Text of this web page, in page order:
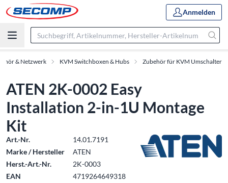
Anmelden
& Netzwerk KVM Switchboxen & Hubs Zubehör für KVM Umschalter
ATEN 2K-0002 Easy
Installation 2-in-1U Montage
Kit
Art.-Nr.
14.01.7191
Marke / Hersteller
ATEN
Herst.-Art.-Nr.
2K-0003
EAN
4719264649318